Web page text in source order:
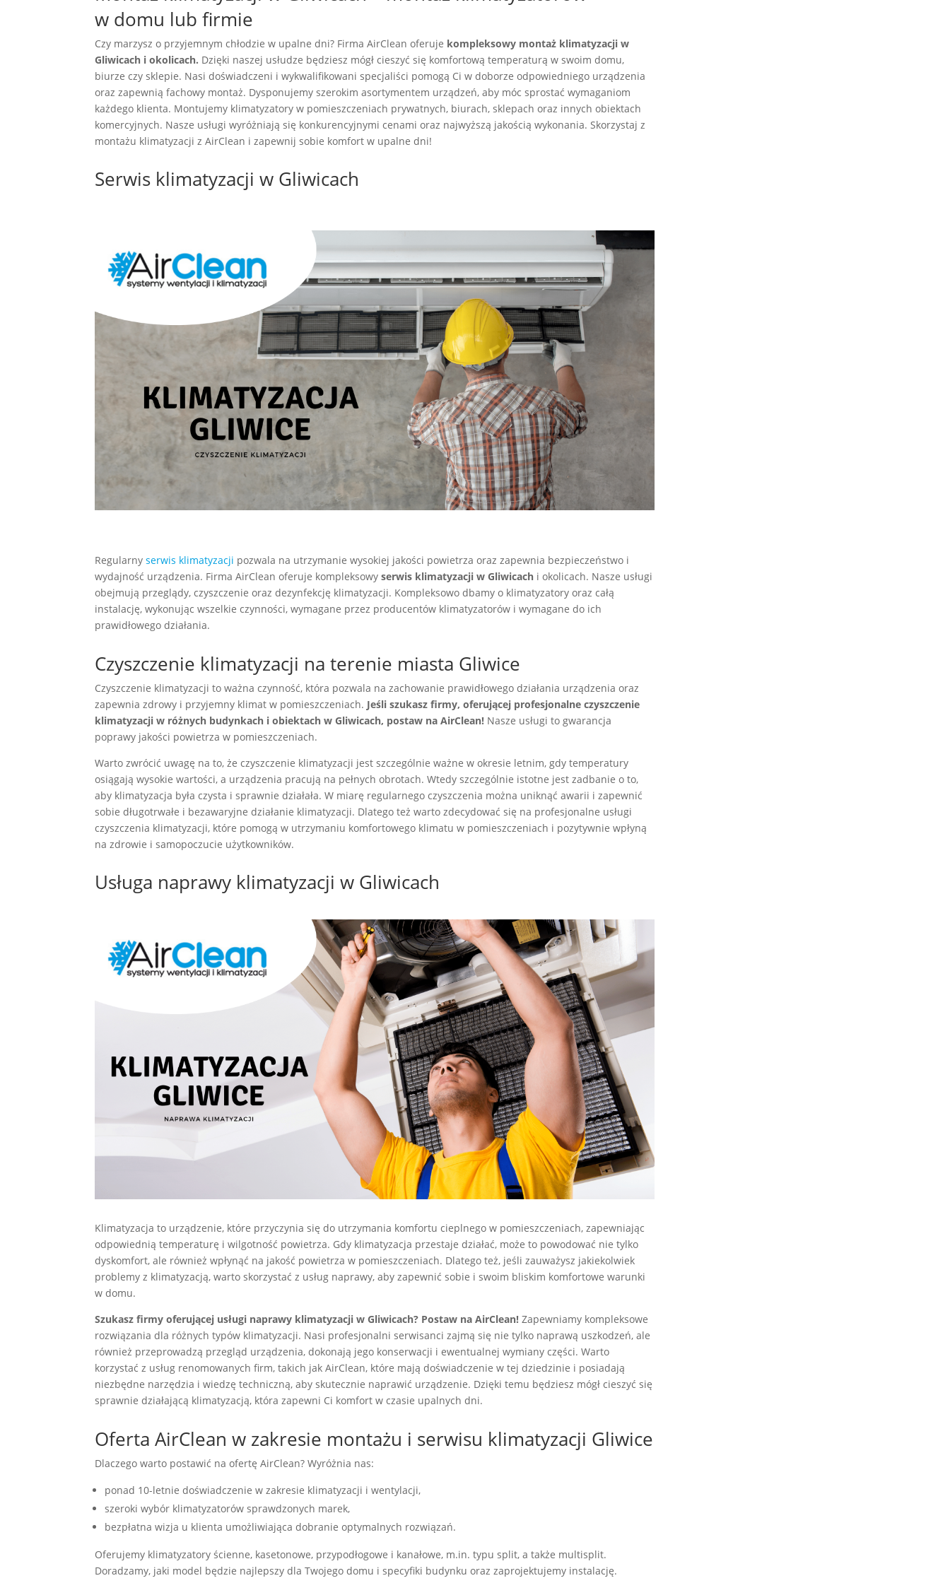
w domu lub firmie
Czy marzysz o przyjemnym chłodzie w upalne dni? Firma AirClean oferuje kompleksowy montaż klimatyzacji w
Gliwicach i okolicach. Dzięki naszej usłudze będziesz mógł cieszyć się komfortową temperaturą w swoim domu,
biurze czy sklepie. Nasi doświadczeni i wykwalifikowani specjaliści pomogą Ci w doborze odpowiedniego urządzenia
oraz zapewnią fachowy montaż. Dysponujemy szerokim asortymentem urządzeń, aby móc sprostać wymaganiom
każdego klienta. Montujemy klimatyzatory w pomieszczeniach prywatnych, biurach, sklepach oraz innych obiektach
komercyjnych. Nasze usługi wyróżniają się konkurencyjnymi cenami oraz najwyższą jakością wykonania. Skorzystaj z
montażu klimatyzacji z AirClean i zapewnij sobie komfort w upalne dni!
Serwis klimatyzacji w Gliwicach
Regularnyserwis klimatyzacji pozwala na utrzymanie wysokiej jakości powietrza oraz zapewnia bezpieczeństwo i
wydajność urządzenia. Firma AirClean oferuje kompleksowyserwis klimatyzacji w Gliwicach i okolicach. Nasze usługi
obejmują przeglądy, czyszczenie oraz dezynfekcję klimatyzacji. Kompleksowo dbamy o klimatyzatory oraz całą
instalację, wykonując wszelkie czynności, wymagane przez producentów klimatyzatorów i wymagane do ich
prawidłowego działania.
Czyszczenie klimatyzacji na terenie miasta Gliwice
Czyszczenie klimatyzacji to ważna czynność, która pozwala na zachowanie prawidłowego działania urządzenia oraz
zapewnia zdrowy i przyjemny klimat w pomieszczeniach. Jeśli szukasz firmy, oferującej profesjonalne czyszczenie
klimatyzacji w różnych budynkach i obiektach w Gliwicach, postaw na AirClean! Nasze usługi to gwarancja
poprawy jakości powietrza w pomieszczeniach.
Warto zwrócić uwagę na to, że czyszczenie klimatyzacji jest szczególnie ważne w okresie letnim, gdy temperatury
osiągają wysokie wartości, a urządzenia pracują na pełnych obrotach. Wtedy szczególnie istotne jest zadbanie o to,
aby klimatyzacja była czysta i sprawnie działała. W miarę regularnego czyszczenia można uniknąć awarii i zapewnić
sobie długotrwałe i bezawaryjne działanie klimatyzacji. Dlatego też warto zdecydować się na profesjonalne usługi
czyszczenia klimatyzacji, które pomogą w utrzymaniu komfortowego klimatu w pomieszczeniach i pozytywnie wpłyną
na zdrowie i samopoczucie użytkowników.
Usługa naprawy klimatyzacji w Gliwicach
Klimatyzacja to urządzenie, które przyczynia się do utrzymania komfortu cieplnego w pomieszczeniach, zapewniając
odpowiednią temperaturę i wilgotność powietrza. Gdy klimatyzacja przestaje działać, może to powodować nie tylko
dyskomfort, ale również wpłynąć na jakość powietrza w pomieszczeniach. Dlatego też, jeśli zauważysz jakiekolwiek
problemy z klimatyzacją, warto skorzystać z usług naprawy, aby zapewnić sobie i swoim bliskim komfortowe warunki
w domu.
Szukasz firmy oferującej usługi naprawy klimatyzacji w Gliwicach? Postaw na AirClean! Zapewniamy kompleksowe
rozwiązania dla różnych typów klimatyzacji. Nasi profesjonalni serwisanci zajmą się nie tylko naprawą uszkodzeń, ale
również przeprowadzą przegląd urządzenia, dokonają jego konserwacji i ewentualnej wymiany części. Warto
korzystać z usług renomowanych firm, takich jak AirClean, które mają doświadczenie w tej dziedzinie i posiadają
niezbędne narzędzia i wiedzę techniczną, aby skutecznie naprawić urządzenie. Dzięki temu będziesz mógł cieszyć się
sprawnie działającą klimatyzacją, która zapewni Ci komfort w czasie upalnych dni.
Oferta AirClean w zakresie montażu i serwisu klimatyzacji Gliwice
Dlaczego warto postawić na ofertę AirClean? Wyróżnia nas:
ponad 10-letnie doświadczenie w zakresie klimatyzacji i wentylacji,
szeroki wybór klimatyzatorów sprawdzonych marek,
bezpłatna wizja u klienta umożliwiająca dobranie optymalnych rozwiązań.
Oferujemy klimatyzatory ścienne, kasetonowe, przypodłogowe i kanałowe, m.in. typu split, a także multisplit.
Doradzamy, jaki model będzie najlepszy dla Twojego domu i specyfiki budynku oraz zaprojektujemy instalację.